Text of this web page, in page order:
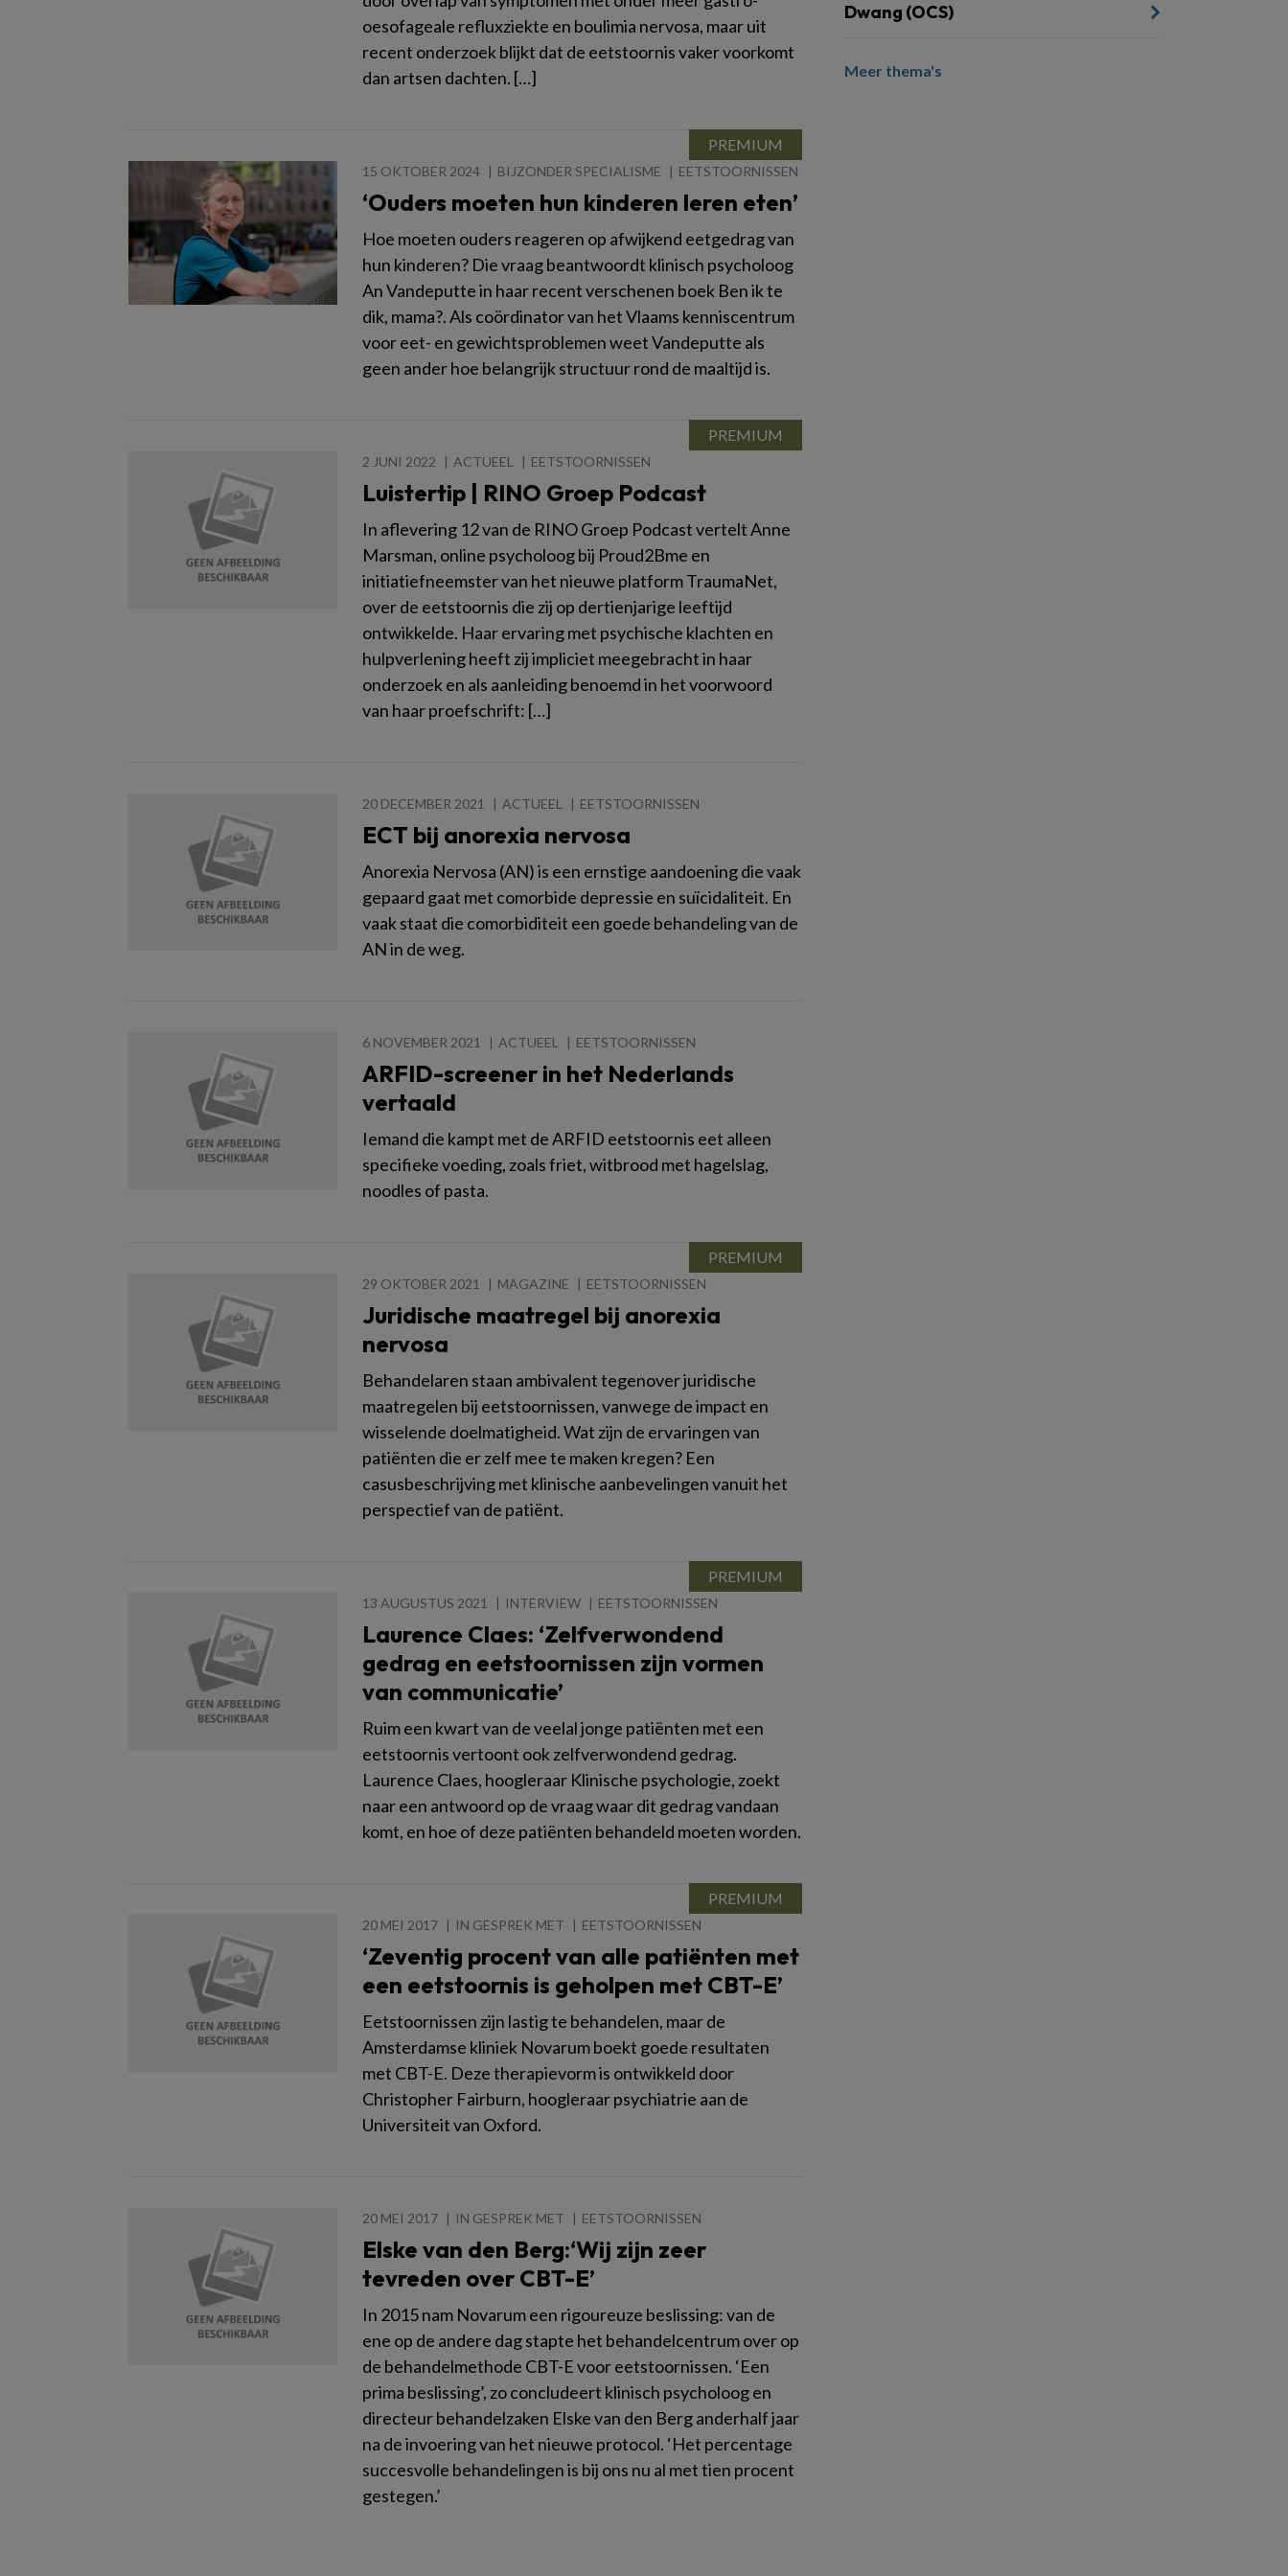
oesofageale refluxziekte en boulimia nervosa, maar uit
recent onderzoek blijkt dat de eetstoornis vaker voorkomt
dan artsen dachten. […]
15 OKTOBER 2024 BIJZONDER SPECIALISME EETSTOORNISSEN
‘Ouders moeten hun kinderen leren eten’
Hoe moeten ouders reageren op afwijkend eetgedrag van
hun kinderen? Die vraag beantwoordt klinisch psycholoog
An Vandeputte in haar recent verschenen boek Ben ik te
dik, mama?. Als coördinator van het Vlaams kenniscentrum
voor eet- en gewichtsproblemen weet Vandeputte als
geen ander hoe belangrijk structuur rond de maaltijd is.
2 JUNI 2022 ACTUEEL EETSTOORNISSEN
Luistertip | RINO Groep Podcast
In aflevering 12 van de RINO Groep Podcast vertelt Anne
Marsman, online psycholoog bij Proud2Bme en
initiatiefneemster van het nieuwe platform TraumaNet,
over de eetstoornis die zij op dertienjarige leeftijd
ontwikkelde. Haar ervaring met psychische klachten en
hulpverlening heeft zij impliciet meegebracht in haar
onderzoek en als aanleiding benoemd in het voorwoord
van haar proefschrift: […]
20 DECEMBER 2021 ACTUEEL EETSTOORNISSEN
ECT bij anorexia nervosa
Anorexia Nervosa (AN) is een ernstige aandoening die vaak
gepaard gaat met comorbide depressie en suïcidaliteit. En
vaak staat die comorbiditeit een goede behandeling van de
AN in de weg.
6 NOVEMBER 2021 ACTUEEL EETSTOORNISSEN
ARFID-screener in het Nederlands
vertaald
Iemand die kampt met de ARFID eetstoornis eet alleen
specifieke voeding, zoals friet, witbrood met hagelslag,
noodles of pasta.
29 OKTOBER 2021 MAGAZINE EETSTOORNISSEN
Juridische maatregel bij anorexia
nervosa
Behandelaren staan ambivalent tegenover juridische
maatregelen bij eetstoornissen, vanwege de impact en
wisselende doelmatigheid. Wat zijn de ervaringen van
patiënten die er zelf mee te maken kregen? Een
casusbeschrijving met klinische aanbevelingen vanuit het
perspectief van de patiënt.
13 AUGUSTUS 2021 INTERVIEW EETSTOORNISSEN
Laurence Claes: ‘Zelfverwondend
gedrag en eetstoornissen zijn vormen
van communicatie’
Ruim een kwart van de veelal jonge patiënten met een
eetstoornis vertoont ook zelfverwondend gedrag.
Laurence Claes, hoogleraar Klinische psychologie, zoekt
naar een antwoord op de vraag waar dit gedrag vandaan
komt, en hoe of deze patiënten behandeld moeten worden.
20 MEI 2017 IN GESPREK MET EETSTOORNISSEN
‘Zeventig procent van alle patiënten met
een eetstoornis is geholpen met CBT-E’
Eetstoornissen zijn lastig te behandelen, maar de
Amsterdamse kliniek Novarum boekt goede resultaten
met CBT-E. Deze therapievorm is ontwikkeld door
Christopher Fairburn, hoogleraar psychiatrie aan de
Universiteit van Oxford.
20 MEI 2017 IN GESPREK MET EETSTOORNISSEN
Elske van den Berg:‘Wij zijn zeer
tevreden over CBT-E’
In 2015 nam Novarum een rigoureuze beslissing: van de
ene op de andere dag stapte het behandelcentrum over op
de behandelmethode CBT-E voor eetstoornissen. ‘Een
prima beslissing’, zo concludeert klinisch psycholoog en
directeur behandelzaken Elske van den Berg anderhalf jaar
na de invoering van het nieuwe protocol. ‘Het percentage
succesvolle behandelingen is bij ons nu al met tien procent
gestegen.’
Dwang (OCS)
Meer thema's